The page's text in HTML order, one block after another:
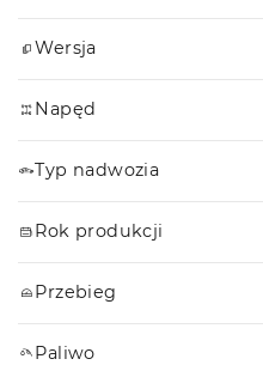
Wersja
Napęd
Typ nadwozia
Rok produkcji
Przebieg
Paliwo